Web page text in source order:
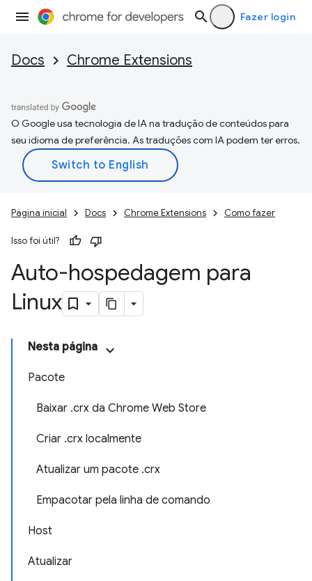
Fazer login
Docs Chrome Extensions
O Google usa tecnologia de IA na tradução de conteúdos para
seu idioma de preferência. As traduções com IA podem ter erros.
Página inicial Docs Chrome Extensions Como fazer
Isso foi útil?
Auto-hospedagem para
Linux
Nesta página
Pacote
Baixar .crx da Chrome Web Store
Criar .crx localmente
Atualizar um pacote .crx
Empacotar pela linha de comando
Host
Atualizar